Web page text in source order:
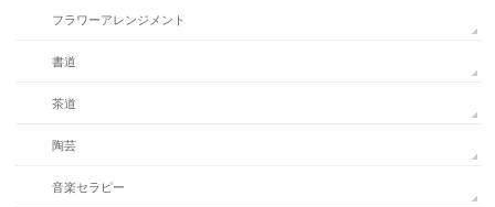
フラワーアレンジメント
書道
茶道
陶芸
音楽セラピー